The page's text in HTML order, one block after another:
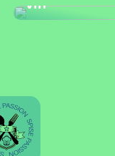
vin